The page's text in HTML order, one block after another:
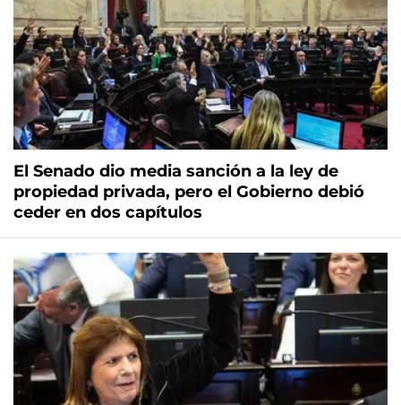
El Senado dio media sanción a la ley de
propiedad privada, pero el Gobierno debió
ceder en dos capítulos